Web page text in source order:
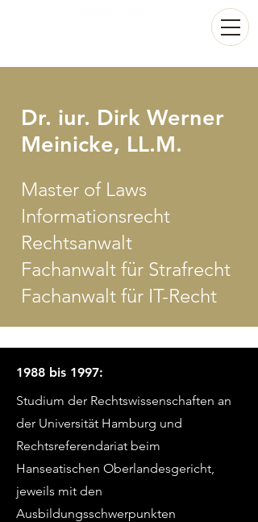
Dr. iur. Dirk Werner
Meinicke, LL.M.
Master of Laws
Informationsrecht
Rechtsanwalt
Fachanwalt für Strafrecht
Fachanwalt für IT-Recht
1988 bis 1997:
Studium der Rechtswissenschaften an
der Universität Hamburg und
Rechtsreferendariat beim
Hanseatischen Oberlandesgericht,
jeweils mit den
Ausbildungsschwerpunkten